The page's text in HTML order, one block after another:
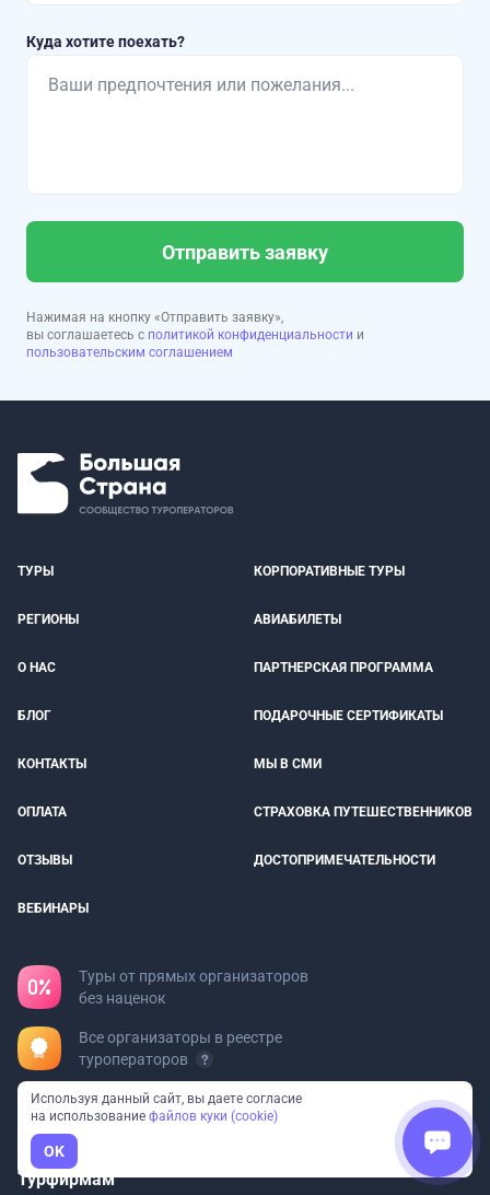
Куда хотите поехать?
Отправить заявку
Нажимая на кнопку «Отправить заявку»,
вы соглашаетесь с политикой конфиденциальности и
пользовательским соглашением
ТУРЫ КОРПОРАТИВНЫЕ ТУРЫ
РЕГИОНЫ АВИАБИЛЕТЫ
О НАС ПАРТНЕРСКАЯ ПРОГРАММА
БЛОГ ПОДАРОЧНЫЕ СЕРТИФИКАТЫ
КОНТАКТЫ МЫ В СМИ
ОПЛАТА СТРАХОВКА ПУТЕШЕСТВЕННИКОВ
ОТЗЫВЫ ДОСТОПРИМЕЧАТЕЛЬНОСТИ
ВЕБИНАРЫ
Туры от прямых организаторов
без наценок
Все организаторы в реестре
туроператоров
Федеральный сервис: 97
направлений и 23 вида отдыха
Турфирмам
Используя данный сайт, вы даете согласие
на использование файлов куки (cookie)
OK